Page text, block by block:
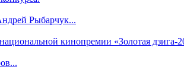
Рыбарчук...
кинопремии «Золотая дзига-